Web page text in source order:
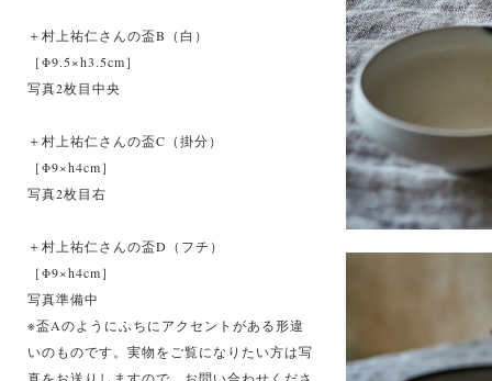
＋村上祐仁さんの盃B（白）
［Φ9.5×h3.5cm］
写真2枚目中央
＋村上祐仁さんの盃C（掛分）
［Φ9×h4cm］
写真2枚目右
＋村上祐仁さんの盃D（フチ）
［Φ9×h4cm］
写真準備中
※盃Aのようにふちにアクセントがある形違
いのものです。実物をご覧になりたい方は写